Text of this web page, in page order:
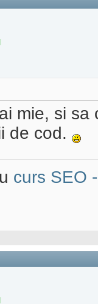
mie, si
de cod.
curs SEO